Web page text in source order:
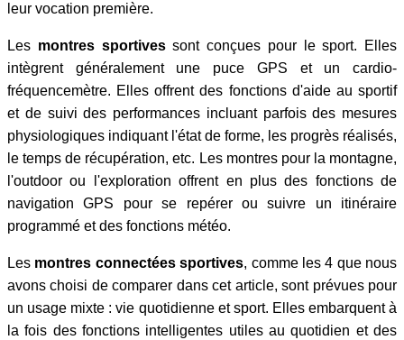
leur vocation première.
Les montres sportivessont conçues pour le sport. Elles
intègrent généralement une puce GPS et un cardio-
fréquencemètre. Elles offrent des fonctions d'aide au sportif
et de suivi des performances incluant parfois des mesures
physiologiques indiquant l'état de forme, les progrès réalisés,
le temps de récupération, etc. Les montres pour la montagne,
l'outdoor ou l'exploration offrent en plus des fonctions de
navigation GPS pour se repérer ou suivre un itinéraire
programmé et des fonctions météo.
Les montres connectées sportives, comme les 4 que nous
avons choisi de comparer dans cet article, sont prévues pour
un usage mixte : vie quotidienne et sport. Elles embarquent à
la fois des fonctions intelligentes utiles au quotidien et des